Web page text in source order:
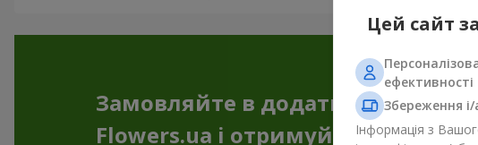
Замовляйте в додатку
Flowers.ua і отримуйте бонуси
Цей сайт
ефективності
Збереження
Інформація з